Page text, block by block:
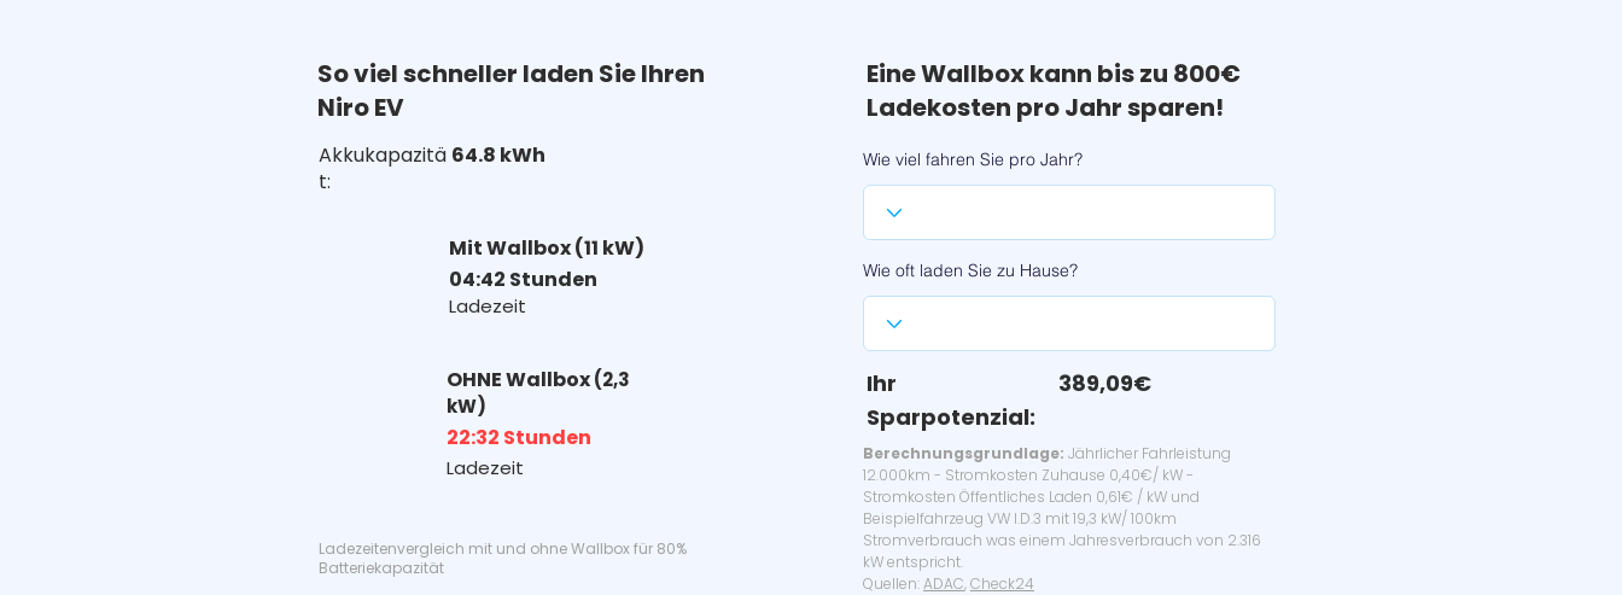
So viel schneller laden Sie Ihren
Niro EV
Akkukapazitä
t:
64.8 kWh
Mit Wallbox (11 kW)
04:42 Stunden
Ladezeit
OHNE Wallbox(2,3
kW)
22:32 Stunden
Ladezeit
Ladezeitenvergleich mit und ohne Wallbox für 80%
Batteriekapazität
Eine Wallbox kann bis zu 800€
Ladekosten pro Jahr sparen!
Wie viel fahren Sie pro Jahr?
Wie oft laden Sie zu Hause?
Ihr
Sparpotenzial:
389,09€
Berechnungsgrundlage: Jährlicher Fahrleistung
12.000km - Stromkosten Zuhause 0,40€/ kW -
Stromkosten Öffentliches Laden 0,61€ / kW und
Beispielfahrzeug VW I.D.3 mit 19,3 kW/ 100km
Stromverbrauch was einem Jahresverbrauch von 2.316
kW entspricht.
Quellen:ADAC,Check24